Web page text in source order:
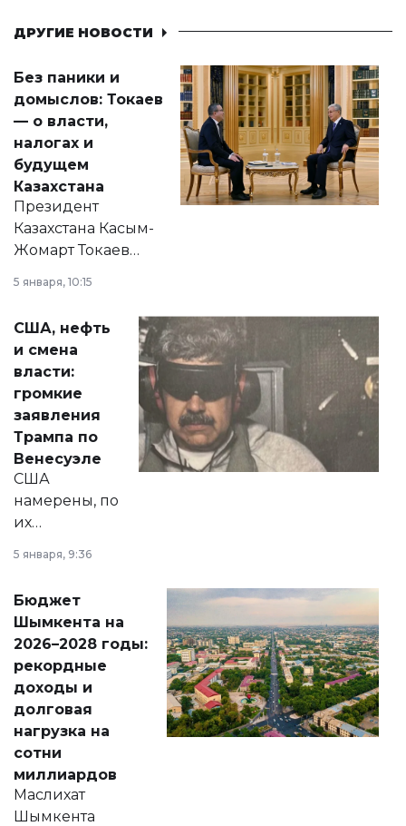
ДРУГИЕ НОВОСТИ
Без паники и
домыслов: Токаев
— о власти,
налогах и
будущем
Казахстана
Президент
Казахстана Касым-
Жомарт Токаев
сразу несколько
актуальных тем —
от слухов о
политических
реформах до
вопросов армии,
экономики и
личного здоровья.
5 января, 10:15
США, нефть
и смена
власти:
громкие
заявления
Трампа по
Венесуэле
США
намерены, по
их
принести
народу
Венесуэлы.
5 января, 9:36
Бюджет
Шымкента на
2026–2028 годы:
рекордные
доходы и
долговая
нагрузка на
сотни
миллиардов
Маслихат
Шымкента